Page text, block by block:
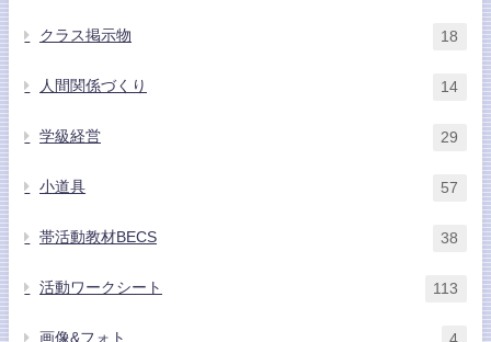
クラス掲示物 18
人間関係づくり 14
学級経営 29
小道具 57
帯活動教材BECS 38
活動ワークシート 113
画像&フォト